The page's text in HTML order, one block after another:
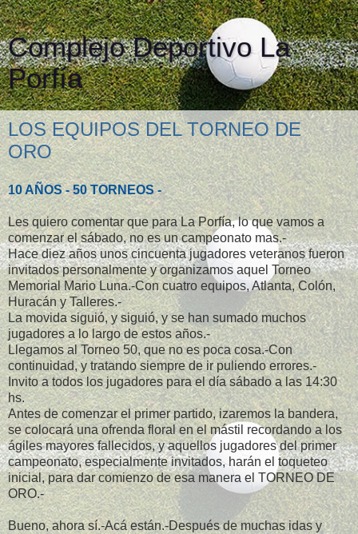
Complejo Deportivo La
Porfía
LOS EQUIPOS DEL TORNEO DE
ORO
10 AÑOS - 50 TORNEOS -
Les quiero comentar que para La Porfía, lo que vamos a
comenzar el sábado, no es un campeonato mas.-
Hace diez años unos cincuenta jugadores veteranos fueron
invitados personalmente y organizamos aquel Torneo
Memorial Mario Luna.-Con cuatro equipos, Atlanta, Colón,
Huracán y Talleres.-
La movida siguió, y siguió, y se han sumado muchos
jugadores a lo largo de estos años.-
Llegamos al Torneo 50, que no es poca cosa.-Con
continuidad, y tratando siempre de ir puliendo errores.-
Invito a todos los jugadores para el día sábado a las 14:30
hs.
Antes de comenzar el primer partido, izaremos la bandera,
se colocará una ofrenda floral en el mástil recordando a los
ágiles mayores fallecidos, y aquellos jugadores del primer
campeonato, especialmente invitados, harán el toqueteo
inicial, para dar comienzo de esa manera el TORNEO DE
ORO.-
Bueno, ahora sí.-Acá están.-Después de muchas idas y